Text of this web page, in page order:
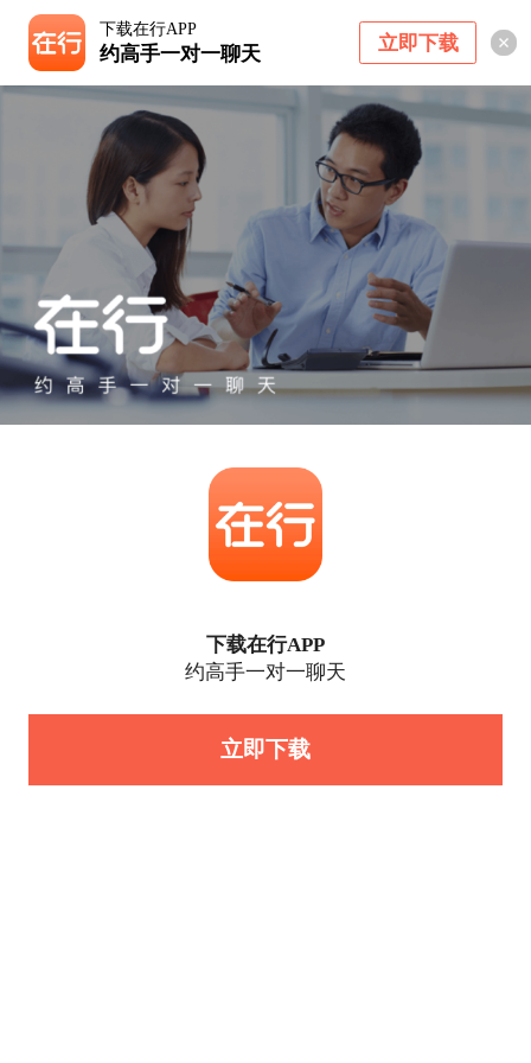
下载在行APP
约高手一对一聊天 立即下载
下载在行APP
约高手一对一聊天
立即下载